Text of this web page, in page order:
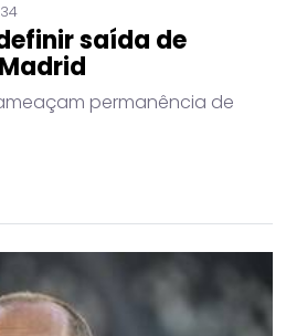
saída de
permanência de